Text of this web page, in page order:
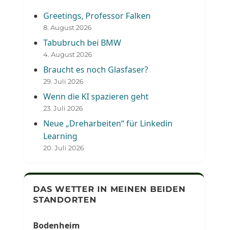
Greetings, Professor Falken
8. August 2026
Tabubruch bei BMW
4. August 2026
Braucht es noch Glasfaser?
29. Juli 2026
Wenn die KI spazieren geht
23. Juli 2026
Neue „Dreharbeiten“ für Linkedin
Learning
20. Juli 2026
DAS WETTER IN MEINEN BEIDEN
STANDORTEN
Bodenheim